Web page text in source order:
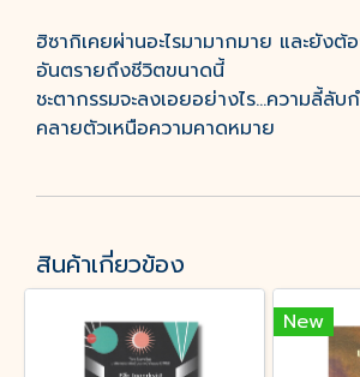
ฮิซากิเคยผ่านอะไรมามากมาย และยังต้
อันตรายถึงชีวิตขนาดนี้
ชะตากรรมจะลงเอยอย่างไร...ความลี้ลั
คลายตัวเหนือความคาดหมาย
สินค้าเกี่ยวข้อง
New